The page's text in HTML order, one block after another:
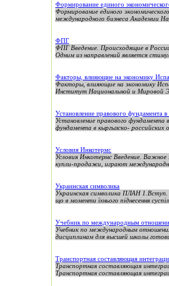
Формирование единого
Формирование единого
международного бизнеса Академии
ФПГ
ФПГ Введение. Происходящие в
Одним из направлений является
Факторы, влияющие на экономику
Факторы, влияющие на экономику
Институт Национальной и Мировой
Установление правового фундамента
Установление правового фундамента
фундамента в кыргызско-
Условия Инкотермс
Условия Инкотермс Введение. Важное
купли-продажи, играют
Украинская символика
Украинская символика ПЛАН 1.Вступ.
що в моменти їхнього піднесення
Учебник по международным
Учебник по международным
дисциплинам для высшей школы
Транспортная составляющая
Транспортная составляющая
Транспортная составляющая